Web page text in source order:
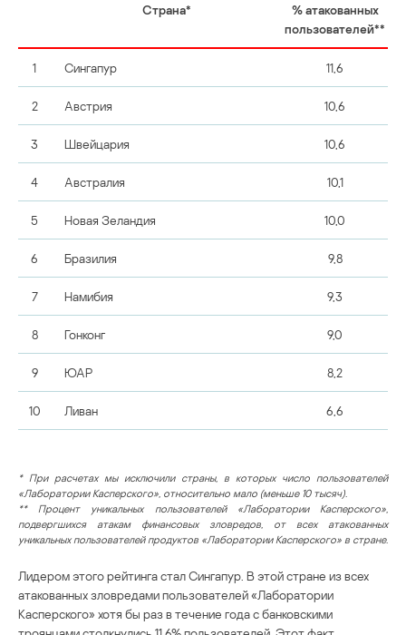
Страна*
% атакованных
пользователей**
1 Сингапур 11,6
2 Австрия 10,6
3 Швейцария 10,6
4 Австралия 10,1
5 Новая Зеландия 10,0
6 Бразилия 9,8
7 Намибия 9,3
8 Гонконг 9,0
9 ЮАР 8,2
10 Ливан 6,6
* При расчетах мы исключили страны, в которых число пользователей
«Лаборатории Касперского», относительно мало (меньше 10 тысяч).
** Процент уникальных пользователей «Лаборатории Касперского»,
подвергшихся атакам финансовых зловредов, от всех атакованных
уникальных пользователей продуктов «Лаборатории Касперского» в стране.
Лидером этого рейтинга стал Сингапур. В этой стране из всех
атакованных зловредами пользователей «Лаборатории
Касперского» хотя бы раз в течение года с банковскими